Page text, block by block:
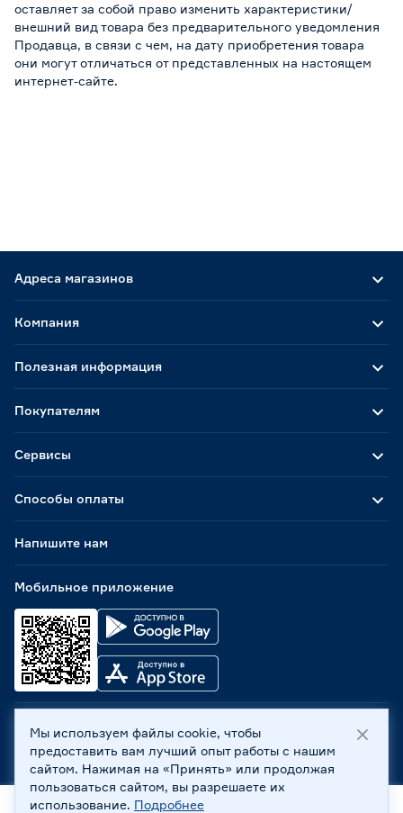
оставляет за собой право изменить характеристики/
внешний вид товара без предварительного уведомления
Продавца, в связи с чем, на дату приобретения товара
они могут отличаться от представленных на настоящем
интернет-сайте.
Адреса магазинов
Способы оплаты
Мобильное приложение
Компания
Полезная информация
Покупателям
Сервисы
Напишите нам
ООО «Бауцентр Рус» 2004 -2026, 236029, г. Калининград,
ул. А.Невского, 205. ИНН 7702596813, КПП 390601001 ©
Все права защищены
Политика обработки персональных данных
Мы используем файлы cookie, чтобы
предоставить вам лучший опыт работы с нашим
сайтом. Нажимая на «Принять» или продолжая
пользоваться сайтом, вы разрешаете их
использование. Подробнее